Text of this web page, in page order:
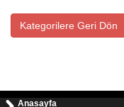
Kategorilere Geri Dön
Anasayfa